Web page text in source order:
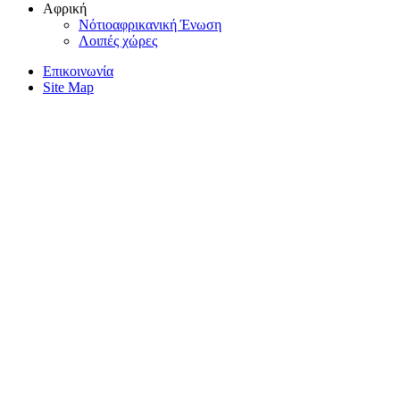
Αφρική
Nότιοαφρικανική Ένωση
Λοιπές χώρες
Επικοινωνία
Site Map